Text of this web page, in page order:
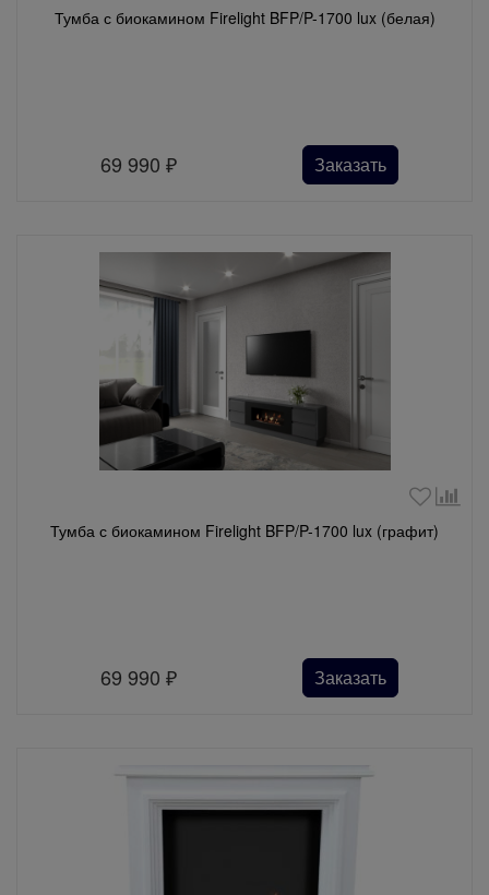
Тумба с биокамином Firelight BFP/P-1700 lux (белая)
69 990₽ Заказать
Тумба с биокамином Firelight BFP/P-1700 lux (графит)
69 990₽ Заказать